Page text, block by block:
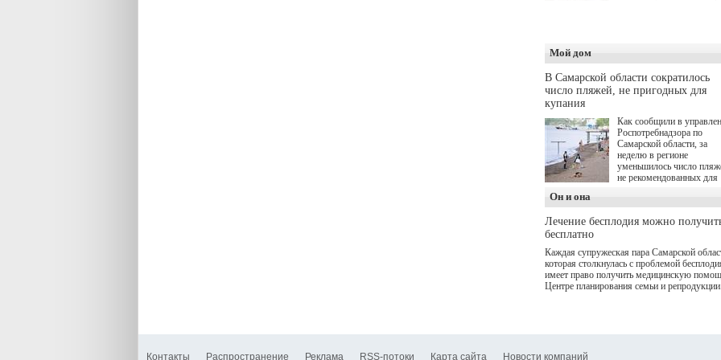
деятельность в жизни для
гостей и самарцев.
Мой дом
В Самарской области сократилось
число пляжей, не пригодных для
купания
Как сообщили в
Роспотребнадзора по
Самарской области, за
неделю в регионе
уменьшилось число
не рекомендованных для
Он и она
Лечение бесплодия можно
бесплатно
Каждая супружеская пара Самарской
которая столкнулась с проблемой
имеет право получить медицинскую
Центре планирования семьи и репродукции.
Контакты Распространение Реклама RSS-потоки Карта сайта Новости компаний